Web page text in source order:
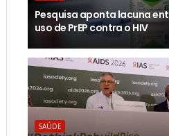
Pesquisa aponta lacuna
uso de PrEP contra o HIV
SAÚDE